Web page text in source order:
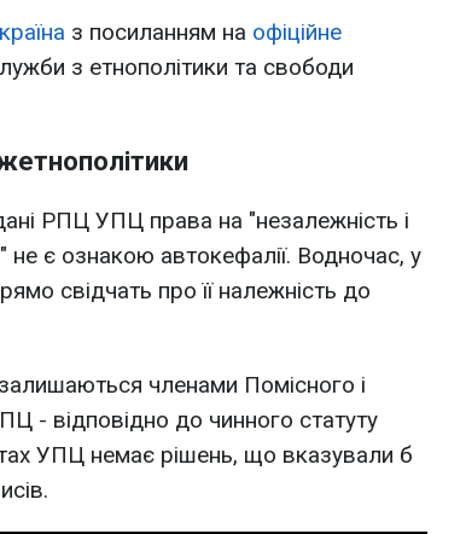
з посиланням на офіційне
з етнополітики та свободи
РПЦ УПЦ права на "незалежність і
не є ознакою автокефалії. Водночас, у
свідчать про її належність до
членами Помісного і
- відповідно до чинного статуту
УПЦ немає рішень, що вказували б